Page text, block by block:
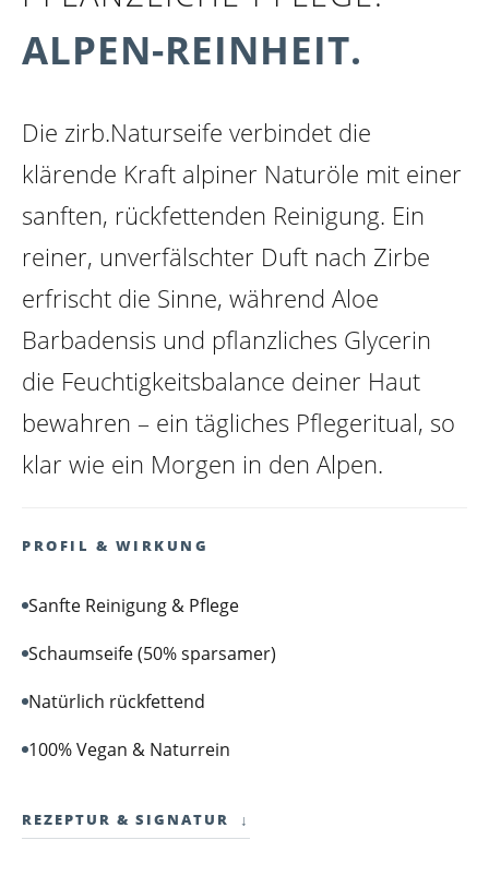
ALPEN-REINHEIT.
Die zirb.Naturseife verbindet die
klärende Kraft alpiner Naturöle mit einer
sanften, rückfettenden Reinigung. Ein
reiner, unverfälschter Duft nach Zirbe
erfrischt die Sinne, während Aloe
Barbadensis und pflanzliches Glycerin
die Feuchtigkeitsbalance deiner Haut
bewahren – ein tägliches Pflegeritual, so
klar wie ein Morgen in den Alpen.
PROFIL & WIRKUNG
Sanfte Reinigung & Pflege
Schaumseife (50% sparsamer)
Natürlich rückfettend
100% Vegan & Naturrein
REZEPTUR & SIGNATUR ↓